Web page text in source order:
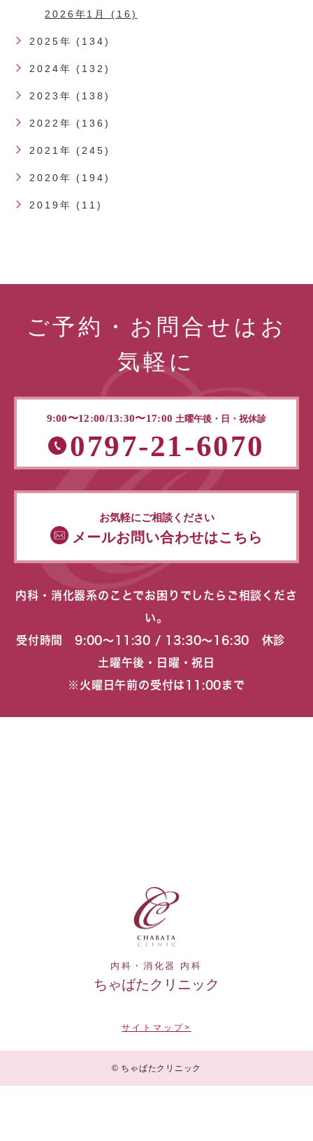
2026年1月 (16)
2025年 (134)
2024年 (132)
2023年 (138)
2022年 (136)
2021年 (245)
2020年 (194)
2019年 (11)
ご予約・お問合せはお
気軽に
9:00〜12:00/13:30〜17:00 土曜午後・日・祝休診
0797-21-6070
お気軽にご相談ください
メールお問い合わせはこちら
内科・消化器系のことでお困りでしたらご相談くださ
い。
受付時間 9:00〜11:30 / 13:30〜16:30 休診
土曜午後・日曜・祝日
※火曜日午前の受付は11:00まで
内科・消化器 内科
ちゃばたクリニック
サイトマップ>
© ちゃばたクリニック